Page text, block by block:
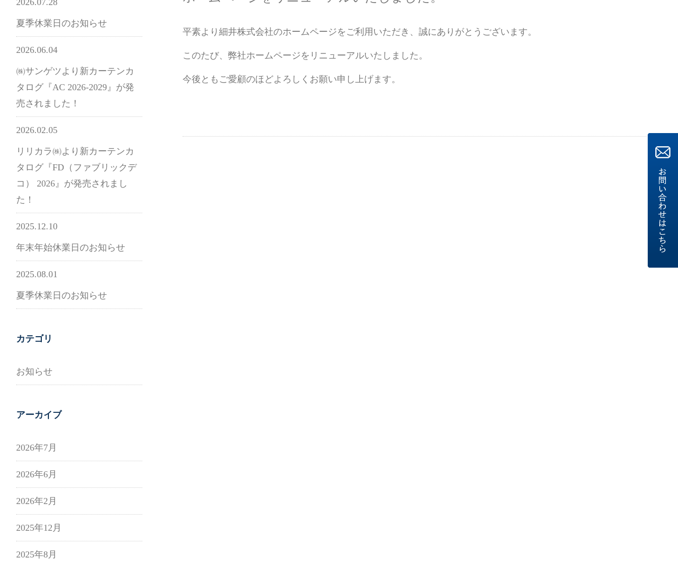
2026.07.28
夏季休業日のお知らせ
2026.06.04
㈱サンゲツより新カーテンカ
タログ『AC 2026-2029』が発
売されました！
2026.02.05
リリカラ㈱より新カーテンカ
タログ『FD（ファブリックデ
コ） 2026』が発売されまし
た！
2025.12.10
年末年始休業日のお知らせ
2025.08.01
夏季休業日のお知らせ
カテゴリ
お知らせ
アーカイブ
2026年7月
2026年6月
2026年2月
2025年12月
2025年8月
平素より細井株式会社のホームページをご利用いただき、誠にありがとうございます。
このたび、弊社ホームページをリニューアルいたしました。
今後ともご愛顧のほどよろしくお願い申し上げます。